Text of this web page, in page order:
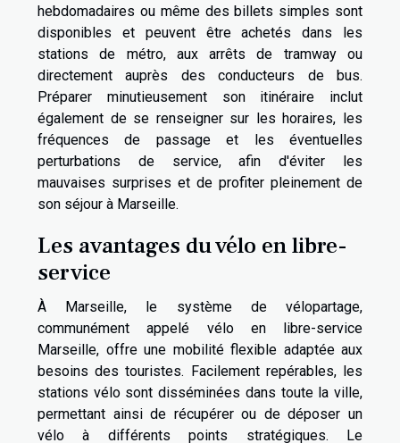
hebdomadaires ou même des billets simples sont
disponibles et peuvent être achetés dans les
stations de métro, aux arrêts de tramway ou
directement auprès des conducteurs de bus.
Préparer minutieusement son itinéraire inclut
également de se renseigner sur les horaires, les
fréquences de passage et les éventuelles
perturbations de service, afin d'éviter les
mauvaises surprises et de profiter pleinement de
son séjour à Marseille.
Les avantages du vélo en libre-
service
À Marseille, le système de vélopartage,
communément appelé vélo en libre-service
Marseille, offre une mobilité flexible adaptée aux
besoins des touristes. Facilement repérables, les
stations vélo sont disséminées dans toute la ville,
permettant ainsi de récupérer ou de déposer un
vélo à différents points stratégiques. Le